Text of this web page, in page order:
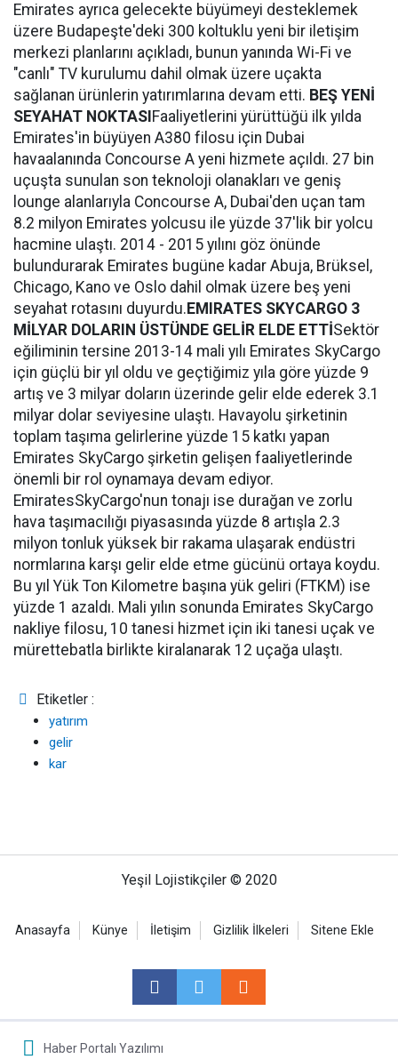
Emirates ayrıca gelecekte büyümeyi desteklemek
üzere Budapeşte'deki 300 koltuklu yeni bir iletişim
merkezi planlarını açıkladı, bunun yanında Wi-Fi ve
"canlı" TV kurulumu dahil olmak üzere uçakta
sağlanan ürünlerin yatırımlarına devam etti. BEŞ YENİ
SEYAHAT NOKTASI Faaliyetlerini yürüttüğü ilk yılda
Emirates'in büyüyen A380 filosu için Dubai
havaalanında Concourse A yeni hizmete açıldı. 27 bin
uçuşta sunulan son teknoloji olanakları ve geniş
lounge alanlarıyla Concourse A, Dubai'den uçan tam
8.2 milyon Emirates yolcusu ile yüzde 37'lik bir yolcu
hacmine ulaştı. 2014 - 2015 yılını göz önünde
bulundurarak Emirates bugüne kadar Abuja, Brüksel,
Chicago, Kano ve Oslo dahil olmak üzere beş yeni
seyahat rotasını duyurdu. EMIRATES SKYCARGO 3
MİLYAR DOLARIN ÜSTÜNDE GELİR ELDE ETTİSektör
eğiliminin tersine 2013-14 mali yılı Emirates SkyCargo
için güçlü bir yıl oldu ve geçtiğimiz yıla göre yüzde 9
artış ve 3 milyar doların üzerinde gelir elde ederek 3.1
milyar dolar seviyesine ulaştı. Havayolu şirketinin
toplam taşıma gelirlerine yüzde 15 katkı yapan
Emirates SkyCargo şirketin gelişen faaliyetlerinde
önemli bir rol oynamaya devam ediyor.
EmiratesSkyCargo'nun tonajı ise durağan ve zorlu
hava taşımacılığı piyasasında yüzde 8 artışla 2.3
milyon tonluk yüksek bir rakama ulaşarak endüstri
normlarına karşı gelir elde etme gücünü ortaya koydu.
Bu yıl Yük Ton Kilometre başına yük geliri (FTKM) ise
yüzde 1 azaldı. Mali yılın sonunda Emirates SkyCargo
nakliye filosu, 10 tanesi hizmet için iki tanesi uçak ve
mürettebatla birlikte kiralanarak 12 uçağa ulaştı.
Etiketler :
yatırım
gelir
kar
Yeşil Lojistikçiler © 2020
Anasayfa Künye İletişim Gizlilik İlkeleri Sitene Ekle
Haber Portalı Yazılımı